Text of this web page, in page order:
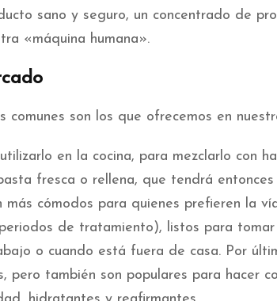
sano y seguro, un concentrado de
«máquina humana».
comunes son los que ofrecemos en
en la cocina, para mezclarlo con
fresca o rellena, que tendrá
más cómodos para quienes prefieren la
de tratamiento), listos para tomar
o cuando está fuera de casa. Por
pero también son populares para hacer